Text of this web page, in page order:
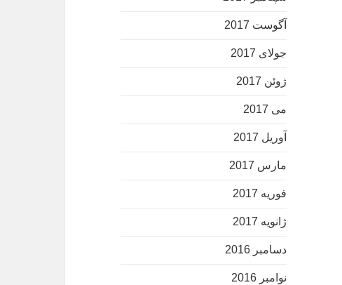
آگوست 2017
جولای 2017
ژوئن 2017
می 2017
آوریل 2017
مارس 2017
فوریه 2017
ژانویه 2017
دسامبر 2016
نوامبر 2016